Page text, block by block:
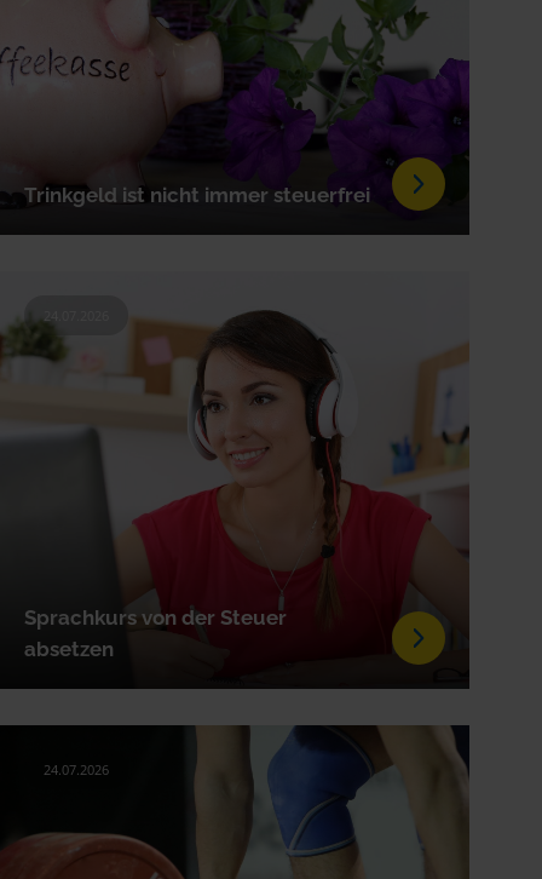
Trinkgeld ist nicht immer steuerfrei
Sprachkurs von der Steuer
absetzen
24.07.2026